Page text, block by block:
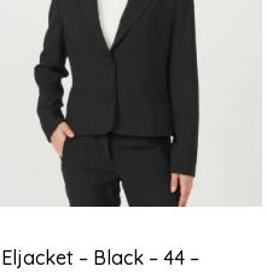
Eljacket – Black – 44 –